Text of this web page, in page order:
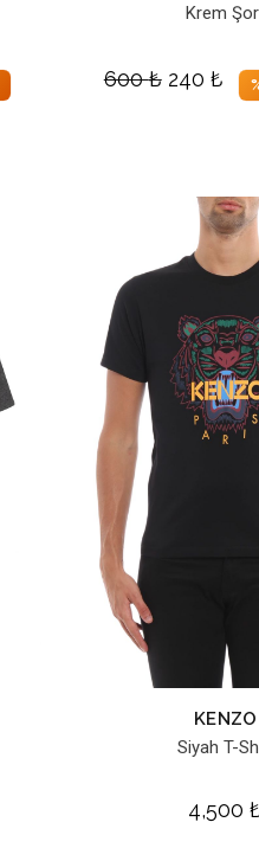
Krem
600₺ 240 ₺
KENZO
Siyah T-
4,500